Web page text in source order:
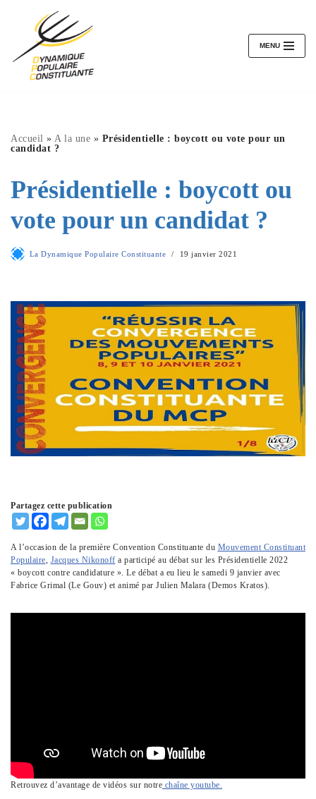
contenu
MENU
Accueil » A la une » Présidentielle : boycott ou vote pour un
candidat ?
Présidentielle : boycott ou
vote pour un candidat ?
La Dynamique Populaire Constituante 19 janvier 2021
Partagez cette publication
A l’occasion de la première Convention Constituante du Mouvement Constituant
Populaire, Jacques Nikonoff a participé au débat sur les Présidentielle 2022
« boycott contre candidature ». Le débat a eu lieu le samedi 9 janvier avec
Fabrice Grimal (Le Gouv) et animé par Julien Malara (Demos Kratos).
Retrouvez d’avantage de vidéos sur notre chaîne youtube.